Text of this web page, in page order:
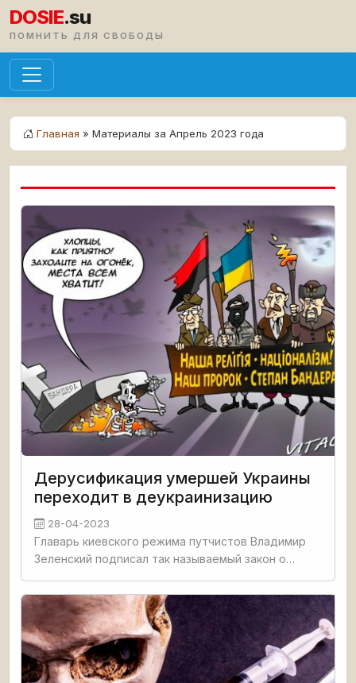
DOSIE.su
ПОМНИТЬ ДЛЯ СВОБОДЫ
Главная » Материалы за Апрель 2023 года
Дерусификация умершей Украины
переходит в деукраинизацию
28-04-2023
Главарь киевского режима путчистов Владимир
Зеленский подписал так называемый закон о
законодательному акту "О географических
названиях". Украинская